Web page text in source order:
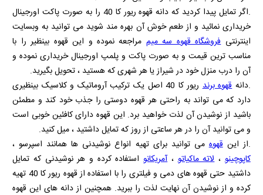
.اگر تمایل پیدا کردید که دانه قهوه ریور کا 40 را به صورت پاکت اورجینال
خریداری نمائید و از طعم خوش آن بهره مند شوید می توانید به وبسایت
اینترنتیفروشگاه قهوه سه میم مراجعه نموده و این قهوه بینظیر را با
مناسب ترین قیمت و به صورت پاکت و پلمپ اورجینال خریداری نموده و
آن را درب منزل خود در شیراز یا هر شهری که هستید ، تحویل بگیرید.
.دانهقهوه برند
ریور کا 40 اصل یک ترکیب آروماتیک و کلاسیک بینظیری
دارد که می تواند به راحتی هر قهوه دوستی را جذب خود کند و مطمئن
باشید از نوشیدن آن لذت خواهید برد. این قهوه دارای کافئین خوبی است
و می توانید آن را در هر ساعتی از روز که تمایل داشتید ، میل کنید.
.از اینقهوهمی توانید برای تهیه انواع نوشیدنی ها همانند اسپرسو ،
کاپوچینو،لاته ماکیاتو،آمریکانواستفاده کرده و هر نوشیدنی که تمایل
داشتید حتی قهوه های دمی و فیلتری را با استفاده از قهوه ریور کا 40 تهیه
کرده و از نوشیدن آن نهایت لذت را ببرید. همچنین از دانه های این قهوه